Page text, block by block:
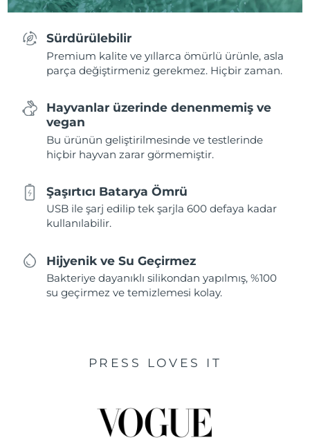
Sürdürülebilir
Premium kalite ve yıllarca ömürlü ürünle, asla
parça değiştirmeniz gerekmez. Hiçbir zaman.
Hayvanlar üzerinde denenmemiş ve
vegan
Bu ürünün geliştirilmesinde ve testlerinde
hiçbir hayvan zarar görmemiştir.
Şaşırtıcı Batarya Ömrü
USB ile şarj edilip tek şarjla 600 defaya kadar
kullanılabilir.
Hijyenik ve Su Geçirmez
Bakteriye dayanıklı silikondan yapılmış, %100
su geçirmez ve temizlemesi kolay.
PRESS LOVES IT